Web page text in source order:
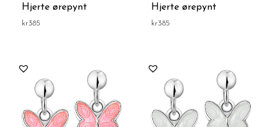
Hjerte ørepynt
kr385
Hjerte ørepynt
kr385